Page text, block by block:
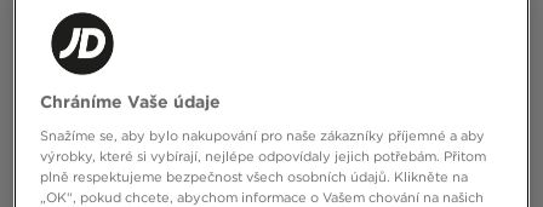
Chráníme Vaše údaje
Snažíme se, aby bylo nakupování pro naše zákazníky příjemné a aby
výrobky, které si vybírají, nejlépe odpovídaly jejich potřebám. Přitom
plně respektujeme bezpečnost všech osobních údajů. Klikněte na
„OK“, pokud chcete, abychom informace o Vašem chování na našich